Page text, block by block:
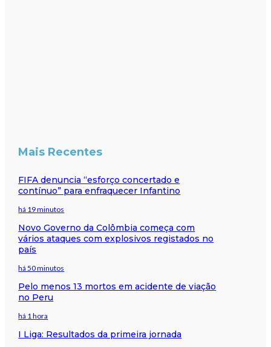
Mais Recentes
FIFA denuncia “esforço concertado e
contínuo” para enfraquecer Infantino
há 19 minutos
Novo Governo da Colômbia começa com
vários ataques com explosivos registados no
país
há 50 minutos
Pelo menos 13 mortos em acidente de viação
no Peru
há 1 hora
I Liga: Resultados da primeira jornada